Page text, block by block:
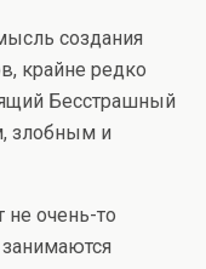
создания
крайне редко
Бесстрашный
злобным и
очень-то